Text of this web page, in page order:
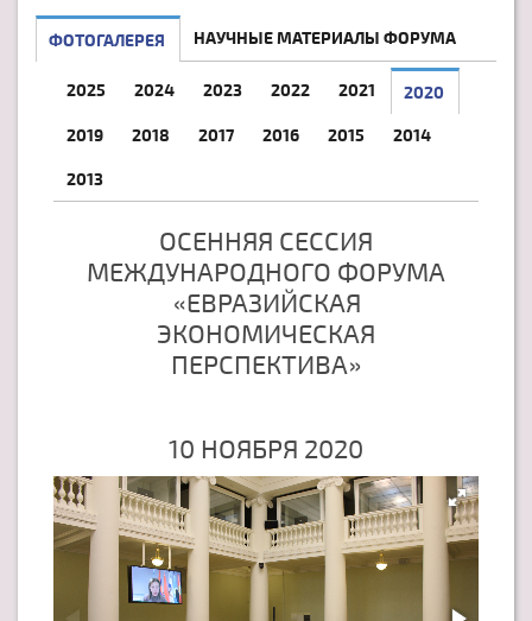
ФОТОГАЛЕРЕЯ НАУЧНЫЕ МАТЕРИАЛЫ ФОРУМА
2025 2024 2023 2022 2021 2020
2019 2018 2017 2016 2015 2014
2013
ОСЕННЯЯ СЕССИЯ
МЕЖДУНАРОДНОГО ФОРУМА
«ЕВРАЗИЙСКАЯ
ЭКОНОМИЧЕСКАЯ
ПЕРСПЕКТИВА»
10 НОЯБРЯ 2020